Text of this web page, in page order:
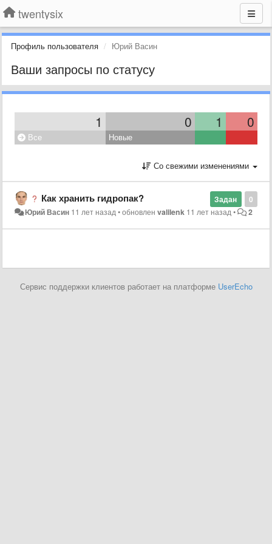
twentysix
Профиль пользователя Юрий Васин
Ваши запросы по статусу
1 0 1 0
Все Новые
Со свежими изменениями
0
Задан
Как хранить гидропак?
Юрий Васин 11 лет назад•обновленvalilenk 11 лет назад• 2
Сервис поддержки клиентов работает на платформе UserEcho